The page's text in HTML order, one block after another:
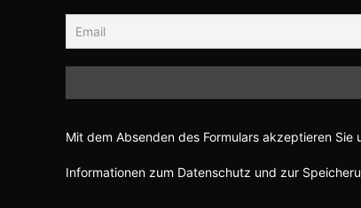
Mit dem Absenden des Formulars akzeptieren Sie
Informationen zum Datenschutz und zur